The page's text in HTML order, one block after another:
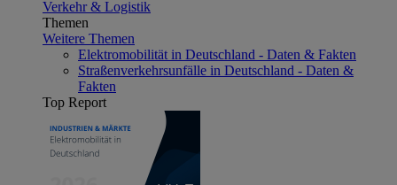
Verkehr & Logistik
Themen
Weitere Themen
Elektromobilität in Deutschland - Daten & Fakten
Straßenverkehrsunfälle in Deutschland - Daten &
Fakten
Top Report